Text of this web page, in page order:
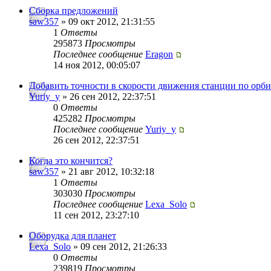
Сборка предложений
saw357 » 09 окт 2012, 21:31:55
1 Ответы
295873 Просмотры
Последнее сообщение Eragon
14 ноя 2012, 00:05:07
Добавить точности в скорости движения станции по
Yuriy_y » 26 сен 2012, 22:37:51
0 Ответы
425282 Просмотры
Последнее сообщение Yuriy_y
26 сен 2012, 22:37:51
Когда это кончится?
saw357 » 21 авг 2012, 10:32:18
1 Ответы
303030 Просмотры
Последнее сообщение Lexa_Solo
11 сен 2012, 23:27:10
Оборудка для планет
Lexa_Solo » 09 сен 2012, 21:26:33
0 Ответы
239819 Просмотры